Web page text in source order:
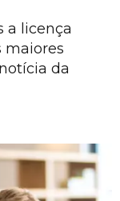
a licença
maiores
da